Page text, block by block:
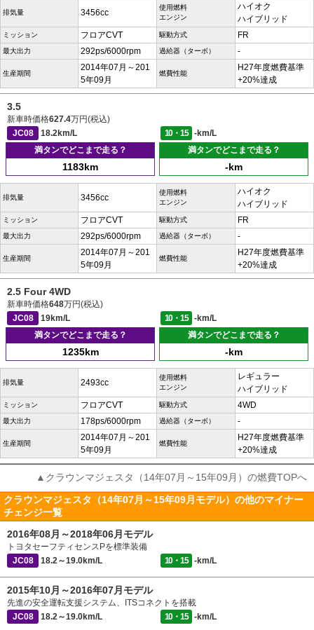
排気量 3456cc
使用燃料
エンジン
ハイオク
ハイブリッド
ミッション フロアCVT 駆動方式 FR
最大出力 292ps/6000rpm 過給器（ターボ） -
生産期間
2014年07月～201
5年09月
燃費性能
H27年度燃費基準
+20%達成
3.5
新車時価格627.4万円(税込)
JC08
18.2km/L 10・15
-km/L
満タンでどこまで走る？
1183km
満タンでどこまで走る？
-km
排気量 3456cc
使用燃料
エンジン
ハイオク
ハイブリッド
ミッション フロアCVT 駆動方式 FR
最大出力 292ps/6000rpm 過給器（ターボ） -
生産期間
2014年07月～201
5年09月
燃費性能
H27年度燃費基準
+20%達成
2.5 Four 4WD
新車時価格648万円(税込)
JC08
19km/L 10・15
-km/L
満タンでどこまで走る？
1235km
満タンでどこまで走る？
-km
排気量 2493cc
使用燃料
エンジン
レギュラー
ハイブリッド
ミッション フロアCVT 駆動方式 4WD
最大出力 178ps/6000rpm 過給器（ターボ） -
生産期間
2014年07月～201
5年09月
燃費性能
H27年度燃費基準
+20%達成
▲クラウンマジェスタ（14年07月～15年09月）の燃費TOPへ
クラウンマジェスタ（14年07月～15年09月モデル）の他のマイナー
チェンジ一覧
2016年08月～2018年06月モデル
トヨタセーフティセンスPを標準装備
JC08
18.2～19.0km/L 10・15 -km/L
2015年10月～2016年07月モデル
先進の安全運転支援システム、ITSコネクトを搭載
JC08
18.2～19.0km/L 10・15 -km/L